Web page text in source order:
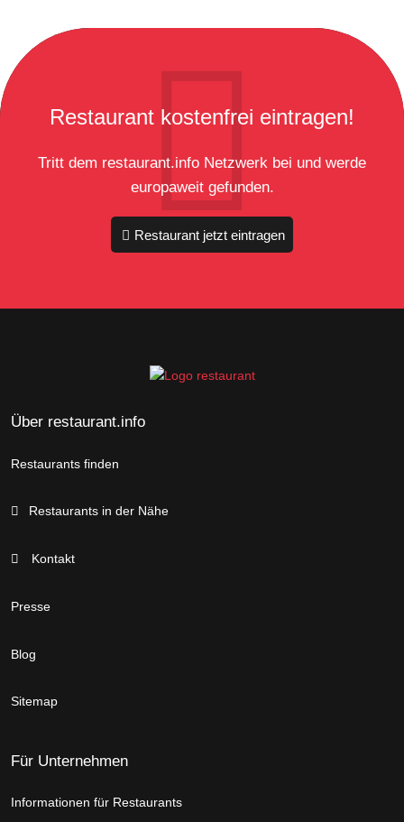
Restaurant kostenfrei eintragen!
Tritt dem restaurant.info Netzwerk bei und werde
europaweit gefunden.
Restaurant jetzt eintragen
Über restaurant.info
Restaurants finden
Restaurants in der Nähe
Kontakt
Presse
Blog
Sitemap
Für Unternehmen
Informationen für Restaurants